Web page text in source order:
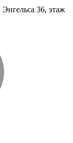
36, этаж